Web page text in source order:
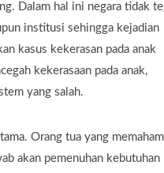
Dalam hal ini negara tidak
institusi sehingga kejadian
kasus kekerasan pada anak
kekerasaan pada anak,
yang salah.
Orang tua yang
akan pemenuhan kebutuhan